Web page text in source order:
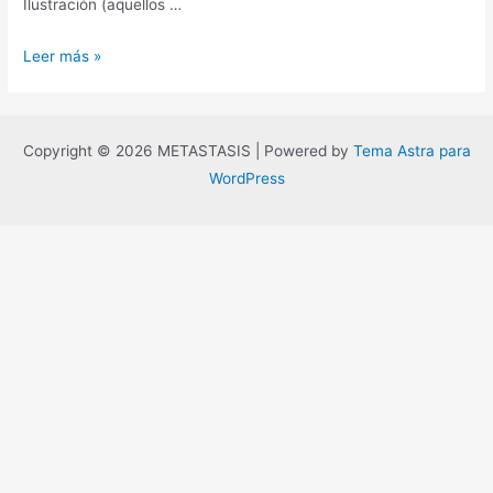
Ilustración (aquellos …
[Historia];
Leer más »
Copyright © 2026 METASTASIS | Powered by Tema Astra para
WordPress